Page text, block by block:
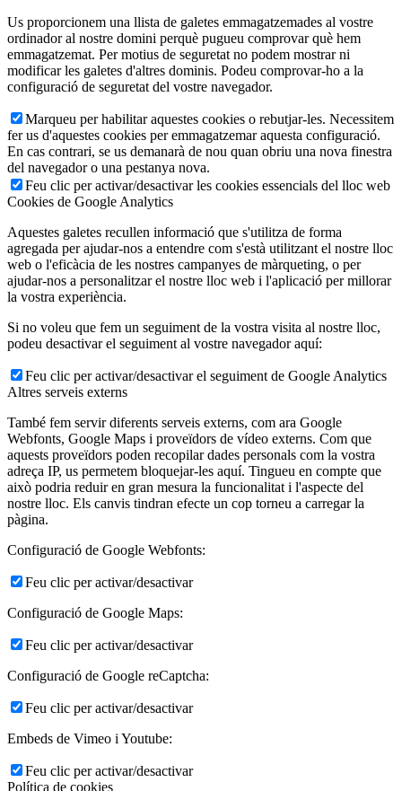
Us proporcionem una llista de galetes emmagatzemades al vostre
ordinador al nostre domini perquè pugueu comprovar què hem
emmagatzemat. Per motius de seguretat no podem mostrar ni
modificar les galetes d'altres dominis. Podeu comprovar-ho a la
configuració de seguretat del vostre navegador.
Marqueu per habilitar aquestes cookies o rebutjar-les. Necessitem
fer us d'aquestes cookies per emmagatzemar aquesta configuració.
En cas contrari, se us demanarà de nou quan obriu una nova finestra
del navegador o una pestanya nova.
Feu clic per activar/desactivar les cookies essencials del lloc web
Cookies de Google Analytics
Aquestes galetes recullen informació que s'utilitza de forma
agregada per ajudar-nos a entendre com s'està utilitzant el nostre lloc
web o l'eficàcia de les nostres campanyes de màrqueting, o per
ajudar-nos a personalitzar el nostre lloc web i l'aplicació per millorar
la vostra experiència.
Si no voleu que fem un seguiment de la vostra visita al nostre lloc,
podeu desactivar el seguiment al vostre navegador aquí:
Feu clic per activar/desactivar el seguiment de Google Analytics
Altres serveis externs
També fem servir diferents serveis externs, com ara Google
Webfonts, Google Maps i proveïdors de vídeo externs. Com que
aquests proveïdors poden recopilar dades personals com la vostra
adreça IP, us permetem bloquejar-les aquí. Tingueu en compte que
això podria reduir en gran mesura la funcionalitat i l'aspecte del
nostre lloc. Els canvis tindran efecte un cop torneu a carregar la
pàgina.
Configuració de Google Webfonts:
Feu clic per activar/desactivar
Configuració de Google Maps:
Feu clic per activar/desactivar
Configuració de Google reCaptcha:
Feu clic per activar/desactivar
Embeds de Vimeo i Youtube:
Feu clic per activar/desactivar
Política de cookies